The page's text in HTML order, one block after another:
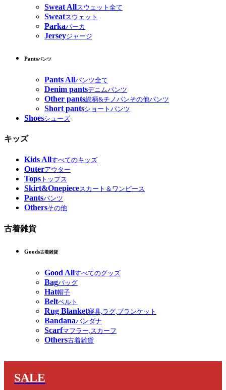
Sweat Allスウェット全て
Sweatスウェット
Parkaパーカ
Jerseyジャージ
Pantsパンツ
Pants Allパンツ全て
Denim pantsデニムパンツ
Other pants総柄&チノパンその他パンツ
Short pantsショートパンツ
Shoesシューズ
キッズ
Kids Allすべてのキッズ
Outerアウター
Tops トップス
Skirt&Onepieceスカート＆ワンピース
Pantsパンツ
Othersその他
古着雑貨
Goods古着雑貨
Good Allすべてのグッズ
Bagバッグ
Hat帽子
Beltベルト
Rug Blanket寝具,ラグ,ブランケット
Bandanaバンダナ
Scarfマフラー,スカーフ
Others古着雑貨
SALE